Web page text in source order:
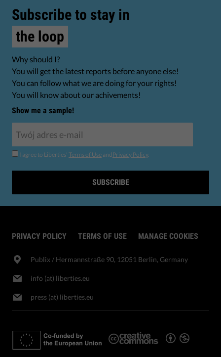
Subscribe to stay in
the loop
Why should I?
You will get the latest reports before anyone else!
You can follow what we are doing for your rights!
You will know about our achivements!
Show me a sample!
I agree to Liberties' Terms of Use andPrivacy Policy.
SUBSCRIBE
PRIVACY POLICY TERMS OF USE MANAGE COOKIES
Publix​ / Hermannstraße 90, 12051 Berlin, Germany
info (at) liberties.eu
press (at) liberties.eu